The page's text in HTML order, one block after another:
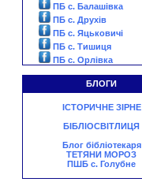
ПБ с. Балашівка
ПБ с. Друхів
ПБ с. Яцьковичі
ПБ с. Тишиця
ПБ с. Орлівка
БЛОГИ
ІСТОРИЧНЕ ЗІРНЕ
БІБЛІОСВІТЛИЦЯ
Блог бібліотекаря
ТЕТЯНИ МОРОЗ
ПШБ с. Голубне